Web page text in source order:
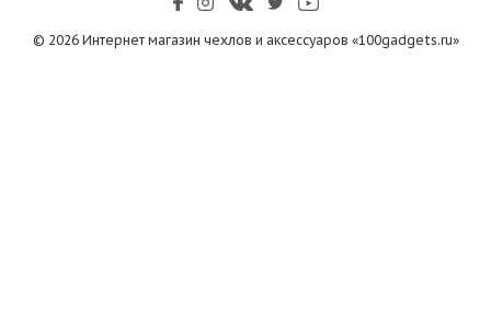
© 2026 Интернет магазин чехлов и аксессуаров «100gadgets.ru»